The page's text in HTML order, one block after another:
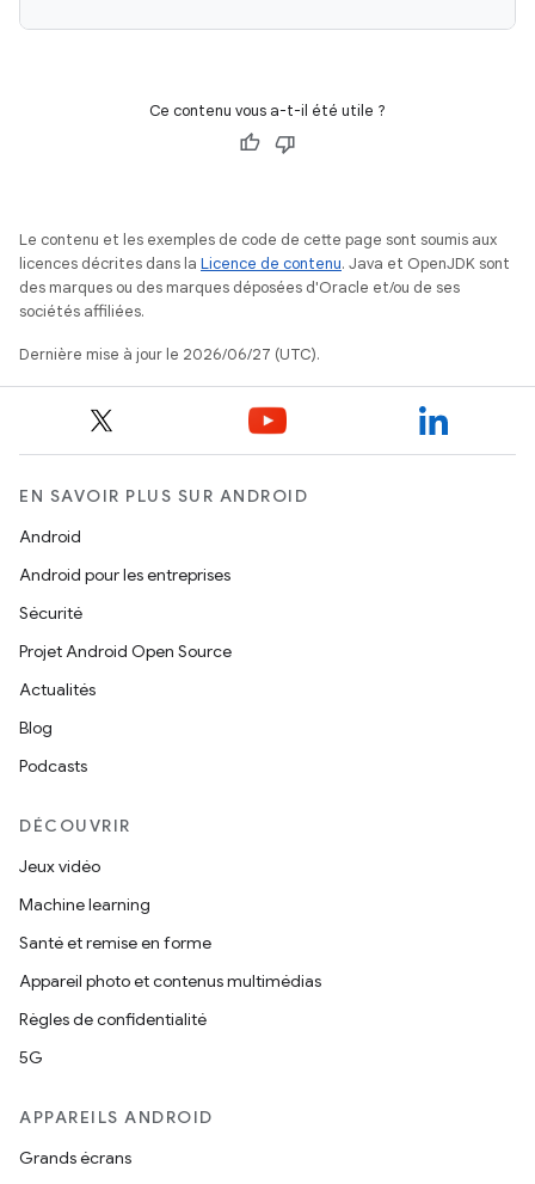
Ce contenu vous a-t-il été utile ?
Le contenu et les exemples de code de cette page sont soumis aux
licences décrites dans la Licence de contenu. Java et OpenJDK sont
des marques ou des marques déposées d'Oracle et/ou de ses
sociétés affiliées.
Dernière mise à jour le 2026/06/27 (UTC).
EN SAVOIR PLUS SUR ANDROID
Android
Android pour les entreprises
Sécurité
Projet Android Open Source
Actualités
Blog
Podcasts
DÉCOUVRIR
Jeux vidéo
Machine learning
Santé et remise en forme
Appareil photo et contenus multimédias
Règles de confidentialité
5G
APPAREILS ANDROID
Grands écrans